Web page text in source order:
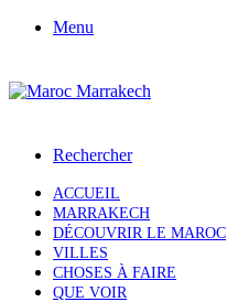
Menu
Rechercher
ACCUEIL
MARRAKECH
DÉCOUVRIR LE MAROC
VILLES
CHOSES À FAIRE
QUE VOIR